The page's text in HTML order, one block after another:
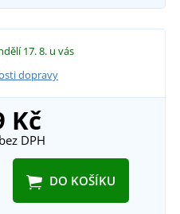
17. 8. u vás
dopravy
Kč
bez DPH
DO KOŠÍKU